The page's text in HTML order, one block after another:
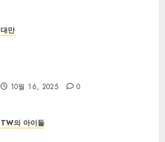
대만
10월 16, 2025 0
TW의 아이들